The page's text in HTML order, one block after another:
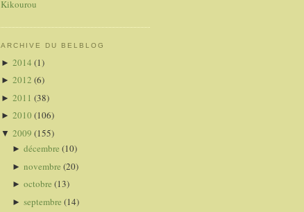
Kikourou
ARCHIVE DU BELBLOG
► 2014 (1)
► 2012 (6)
► 2011 (38)
► 2010 (106)
▼ 2009 (155)
► décembre (10)
► novembre (20)
► octobre (13)
► septembre (14)